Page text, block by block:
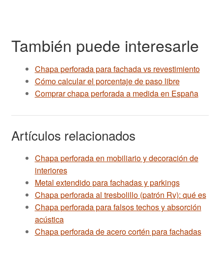
También puede interesarle
Chapa perforada para fachada vs revestimiento
Cómo calcular el porcentaje de paso libre
Comprar chapa perforada a medida en España
Artículos relacionados
Chapa perforada en mobiliario y decoración de
interiores
Metal extendido para fachadas y parkings
Chapa perforada al tresbolillo (patrón Rv): qué es
Chapa perforada para falsos techos y absorción
acústica
Chapa perforada de acero cortén para fachadas